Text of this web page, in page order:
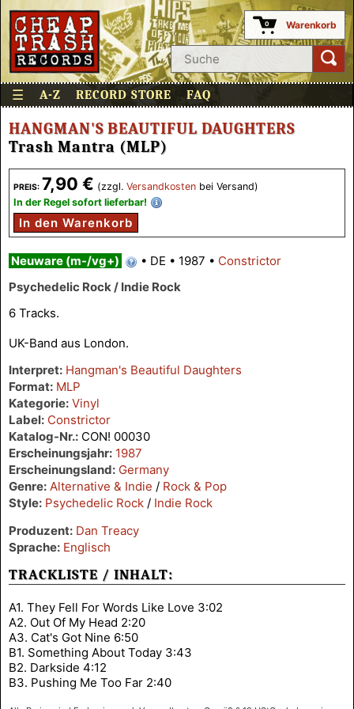
0 Warenkorb
☰ A-Z RECORD STORE FAQ
PREIS: 7,90 € (zzgl. Versandkosten bei Versand)
In der Regel sofort lieferbar!
In den Warenkorb
HANGMAN'S BEAUTIFUL DAUGHTERS
Trash Mantra (MLP)
Neuware (m-/vg+) • DE • 1987 • Constrictor
Psychedelic Rock / Indie Rock
6 Tracks.
UK-Band aus London.
Interpret: Hangman's Beautiful Daughters
Format: MLP
Kategorie: Vinyl
Label: Constrictor
Katalog-Nr.: CON! 00030
Erscheinungsjahr: 1987
Erscheinungsland: Germany
Genre: Alternative & Indie / Rock & Pop
Style: Psychedelic Rock / Indie Rock
Produzent: Dan Treacy
Sprache: Englisch
TRACKLISTE / INHALT:
A1. They Fell For Words Like Love 3:02
A2. Out Of My Head 2:20
A3. Cat's Got Nine 6:50
B1. Something About Today 3:43
B2. Darkside 4:12
B3. Pushing Me Too Far 2:40